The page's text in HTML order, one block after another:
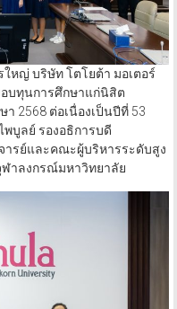
หญ่ บริษัท โตโยต้า มอเตอร์
อบทุนการศึกษาแก่นิสิต
2568 ต่อเนื่องเป็นปีที่ 53
บูลย์ รองอธิการบดี
รย์และคณะผู้บริหารระดับสูง
าลงกรณ์มหาวิทยาลัย